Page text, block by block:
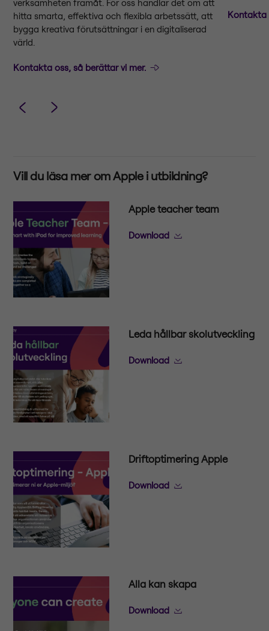
verksamheten framåt. För oss handlar det om att
hitta smarta, effektiva och flexibla arbetssätt, att
bygga kreativa förutsättningar i en digitaliserad
värld.
Kontakta oss, så berättar vi mer.
Kontakta
Vill du läsa mer om Apple i utbildning?
Apple teacher team
Download
Leda hållbar skolutveckling
Download
Driftoptimering Apple
Download
Alla kan skapa
Download